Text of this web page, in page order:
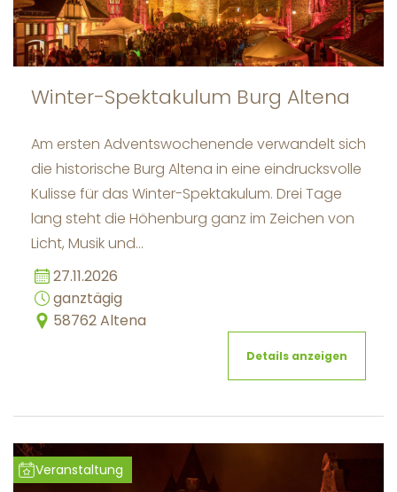
Winter-Spektakulum Burg Altena
Am ersten Adventswochenende verwandelt sich
die historische Burg Altena in eine eindrucksvolle
Kulisse für das Winter-Spektakulum. Drei Tage
lang steht die Höhenburg ganz im Zeichen von
Licht, Musik und…
27.11.2026
ganztägig
58762 Altena
Details anzeigen
Veranstaltung